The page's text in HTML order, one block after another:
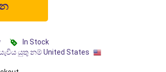
In Stock
යුතු නම් United States